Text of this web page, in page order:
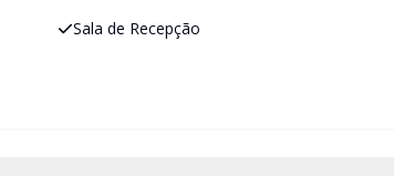
Sala de Recepção